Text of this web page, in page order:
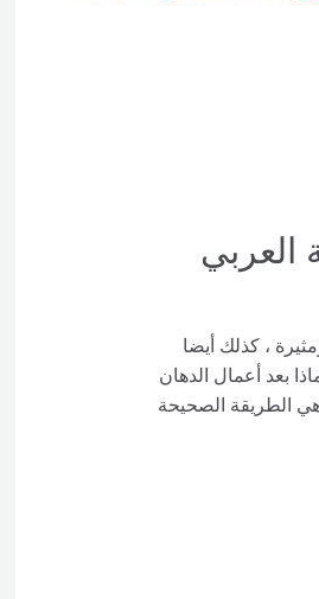
العربي
، كذلك أيضا
بعد أعمال الدهان
هي الطريقة الصحيحة